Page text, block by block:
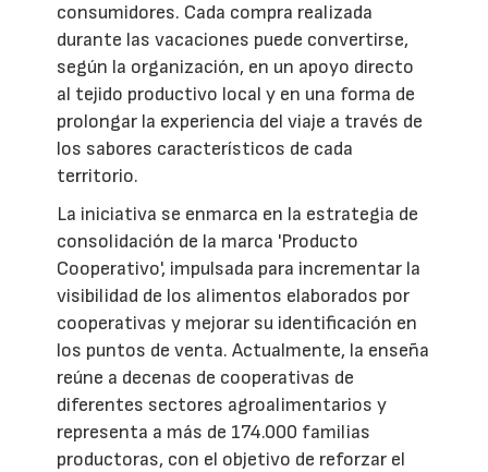
consumidores. Cada compra realizada
durante las vacaciones puede convertirse,
según la organización, en un apoyo directo
al tejido productivo local y en una forma de
prolongar la experiencia del viaje a través de
los sabores característicos de cada
territorio.
La iniciativa se enmarca en la estrategia de
consolidación de la marca 'Producto
Cooperativo', impulsada para incrementar la
visibilidad de los alimentos elaborados por
cooperativas y mejorar su identificación en
los puntos de venta. Actualmente, la enseña
reúne a decenas de cooperativas de
diferentes sectores agroalimentarios y
representa a más de 174.000 familias
productoras, con el objetivo de reforzar el